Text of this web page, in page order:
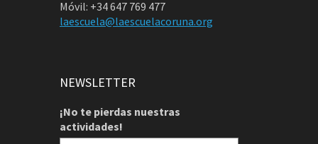
Móvil: +34 647 769 477
laescuela@laescuelacoruna.org
NEWSLETTER
¡No te pierdas nuestras
actividades!